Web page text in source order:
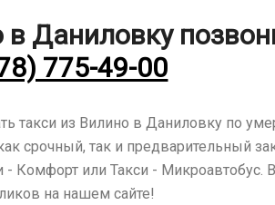
Даниловку
775-49-00
такси из Вилино в Даниловку по
срочный, так и предварительный
- Комфорт или Такси -
на нашем сайте!